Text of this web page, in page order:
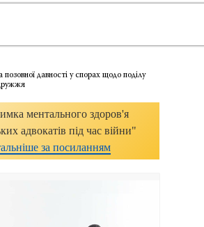
позовної давності у спорах щодо поділу
ментального здоров'я
адвокатів під час війни"
за посиланням